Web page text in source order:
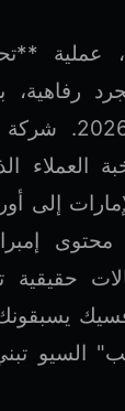
عملية
للبقاء في
العملاء
إلى
محتوى
السيو